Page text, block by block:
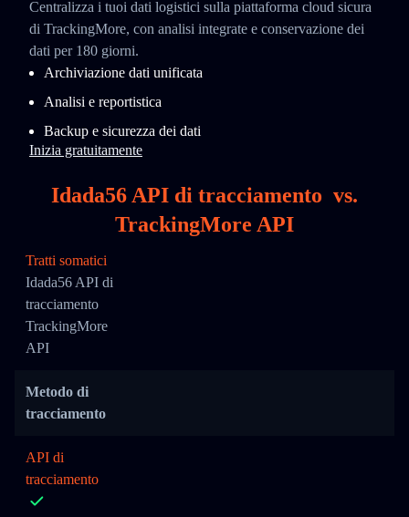
Centralizza i tuoi dati logistici sulla piattaforma cloud sicura
di TrackingMore, con analisi integrate e conservazione dei
dati per 180 giorni.
Archiviazione dati unificata
Analisi e reportistica
Backup e sicurezza dei dati
Inizia gratuitamente
Idada56 API di tracciamento vs.
TrackingMore API
Tratti somatici
Idada56 API di
tracciamento
TrackingMore
API
Metodo di
tracciamento
API di
tracciamento